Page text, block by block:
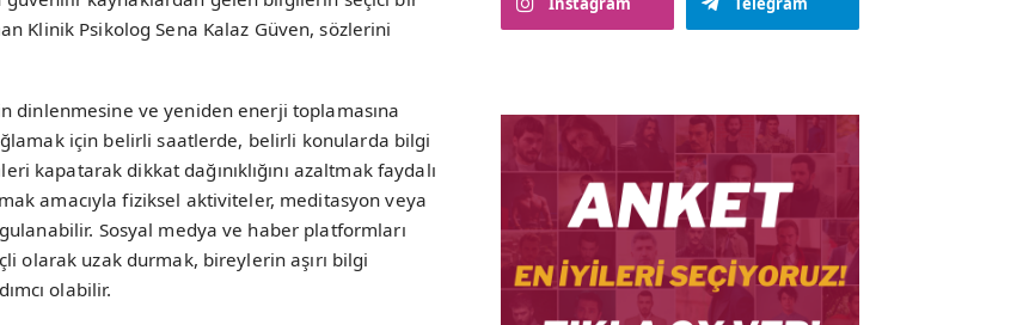
Klinik Psikolog Sena Kalaz Güven, sözlerini
dinlenmesine ve yeniden enerji toplamasına
için belirli saatlerde, belirli konularda bilgi
kapatarak dikkat dağınıklığını azaltmak faydalı
amacıyla fiziksel aktiviteler, meditasyon veya
Sosyal medya ve haber platformları
olarak uzak durmak, bireylerin aşırı bilgi
olabilir.